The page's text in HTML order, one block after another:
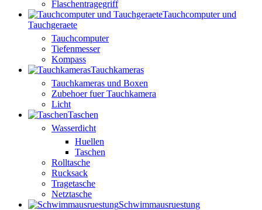
Flaschentragegriff
Tauchcomputer und
Tauchgeraete
Tauchcomputer
Tiefenmesser
Kompass
Tauchkameras
Tauchkameras und Boxen
Zubehoer fuer Tauchkamera
Licht
Taschen
Wasserdicht
Huellen
Taschen
Rolltasche
Rucksack
Tragetasche
Netztasche
Schwimmausruestung